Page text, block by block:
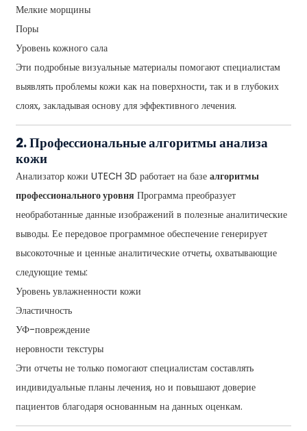
Мелкие морщины
Поры
Уровень кожного сала
Эти подробные визуальные материалы помогают специалистам
выявлять проблемы кожи как на поверхности, так и в глубоких
слоях, закладывая основу для эффективного лечения.
2. Профессиональные алгоритмы анализа
кожи
Анализатор кожи UTECH 3D работает на базе алгоритмы
профессионального уровня Программа преобразует
необработанные данные изображений в полезные аналитические
выводы. Ее передовое программное обеспечение генерирует
высокоточные и ценные аналитические отчеты, охватывающие
следующие темы:
Уровень увлажненности кожи
Эластичность
УФ-повреждение
неровности текстуры
Эти отчеты не только помогают специалистам составлять
индивидуальные планы лечения, но и повышают доверие
пациентов благодаря основанным на данных оценкам.